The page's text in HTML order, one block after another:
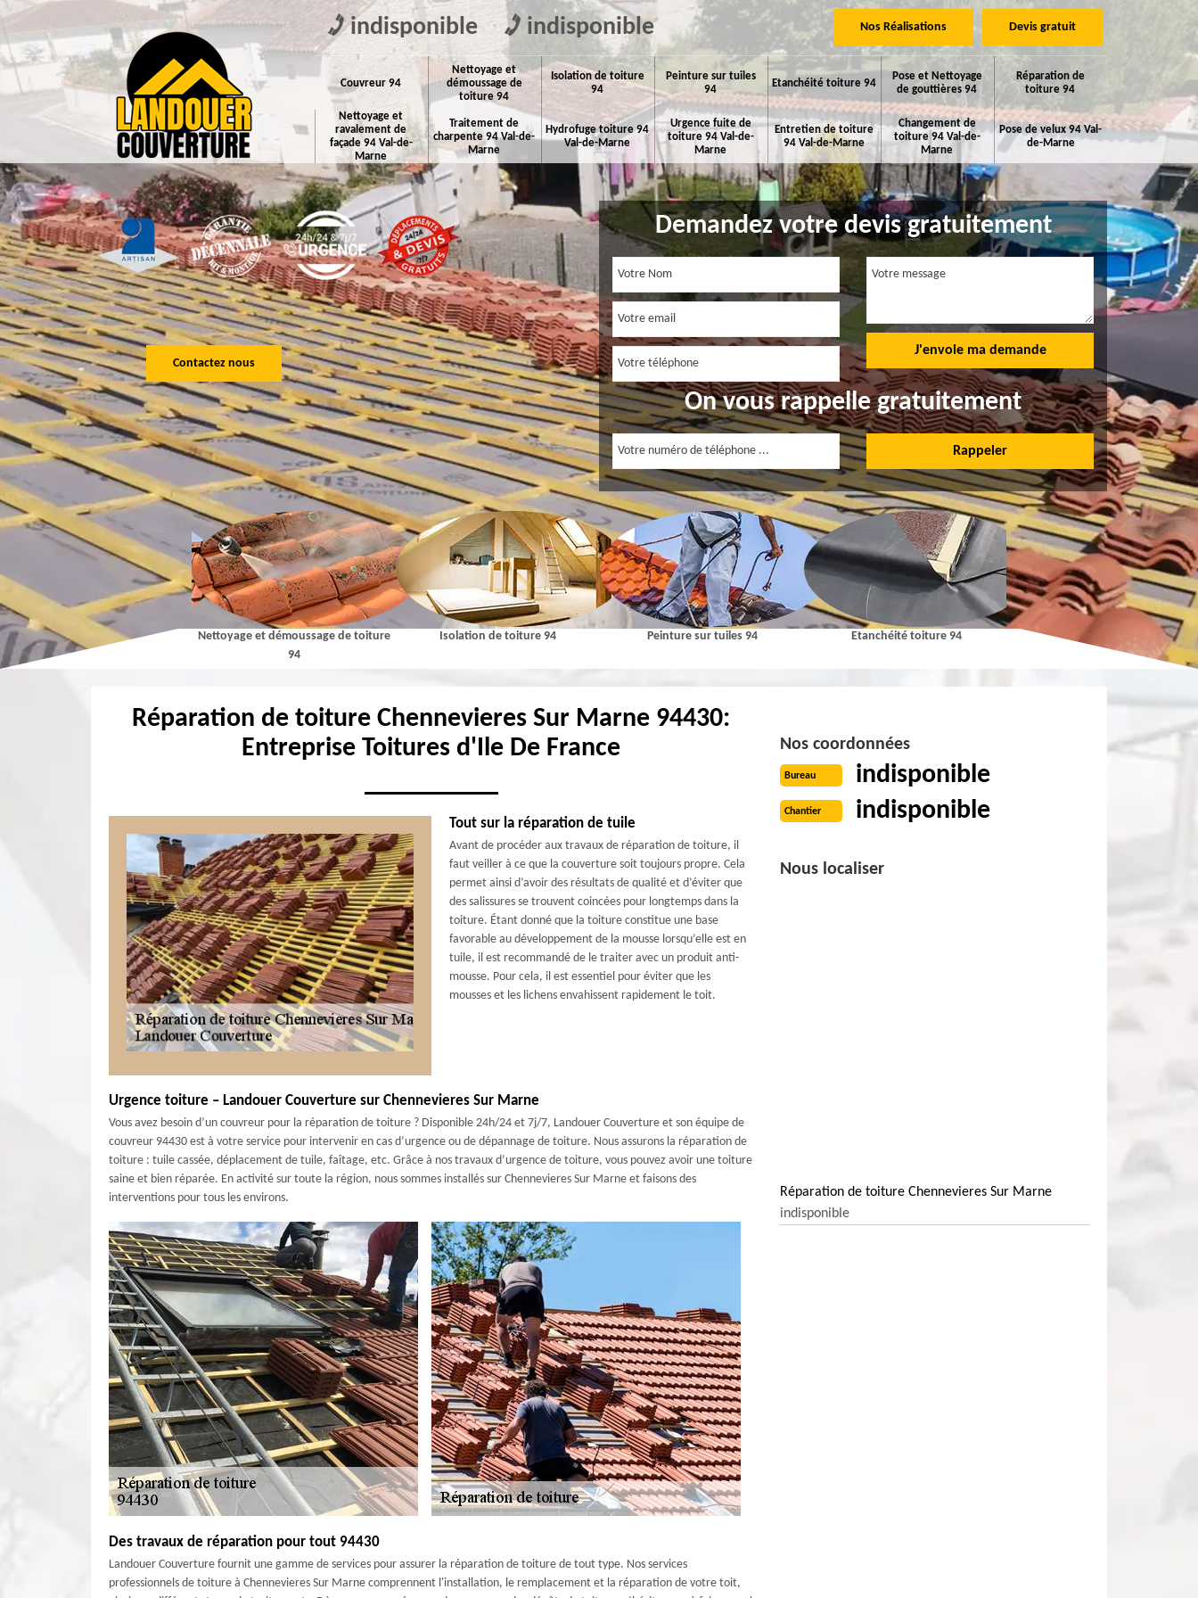
indisponible indisponible Nos Réalisations Devis gratuit
Couvreur 94
Nettoyage et
démoussage de
toiture 94
Isolation de toiture
94
Peinture sur tuiles
94
Etanchéité toiture 94
Pose et Nettoyage
de gouttières 94
Réparation de
toiture 94
Nettoyage et
ravalement de
façade 94 Val-de-
Marne
Traitement de
charpente 94 Val-de-
Marne
Hydrofuge toiture 94
Val-de-Marne
Urgence fuite de
toiture 94 Val-de-
Marne
Entretien de toiture
94 Val-de-Marne
Changement de
toiture 94 Val-de-
Marne
Pose de velux 94 Val-
de-Marne
Contactez nous
Demandez votre devis gratuitement
On vous rappelle gratuitement
Couvreur 94
Nettoyage et démoussage de toiture
94
Isolation de toiture 94 Peinture sur tuiles 94 Etanchéité toiture 94 Pose et Nettoyage de gouttières
Réparation de toiture Chennevieres Sur Marne 94430:
Entreprise Toitures d'Ile De France
Tout sur la réparation de tuile
Avant de procéder aux travaux de réparation de toiture, il
faut veiller à ce que la couverture soit toujours propre. Cela
permet ainsi d’avoir des résultats de qualité et d’éviter que
des salissures se trouvent coincées pour longtemps dans la
toiture. Étant donné que la toiture constitue une base
favorable au développement de la mousse lorsqu’elle est en
tuile, il est recommandé de le traiter avec un produit anti-
mousse. Pour cela, il est essentiel pour éviter que les
mousses et les lichens envahissent rapidement le toit.
Urgence toiture – Landouer Couverture sur Chennevieres Sur Marne
Vous avez besoin d’un couvreur pour la réparation de toiture ? Disponible 24h/24 et 7j/7, Landouer Couverture et son équipe de
couvreur 94430 est à votre service pour intervenir en cas d’urgence ou de dépannage de toiture. Nous assurons la réparation de
toiture : tuile cassée, déplacement de tuile, faîtage, etc. Grâce à nos travaux d’urgence de toiture, vous pouvez avoir une toiture
saine et bien réparée. En activité sur toute la région, nous sommes installés sur Chennevieres Sur Marne et faisons des
interventions pour tous les environs.
Des travaux de réparation pour tout 94430
Landouer Couverture fournit une gamme de services pour assurer la réparation de toiture de tout type. Nos services
professionnels de toiture à Chennevieres Sur Marne comprennent l'installation, le remplacement et la réparation de votre toit,
Nos coordonnées
Bureau indisponible
Chantier indisponible
Nous localiser
Réparation de toiture Chennevieres Sur Marne
indisponible